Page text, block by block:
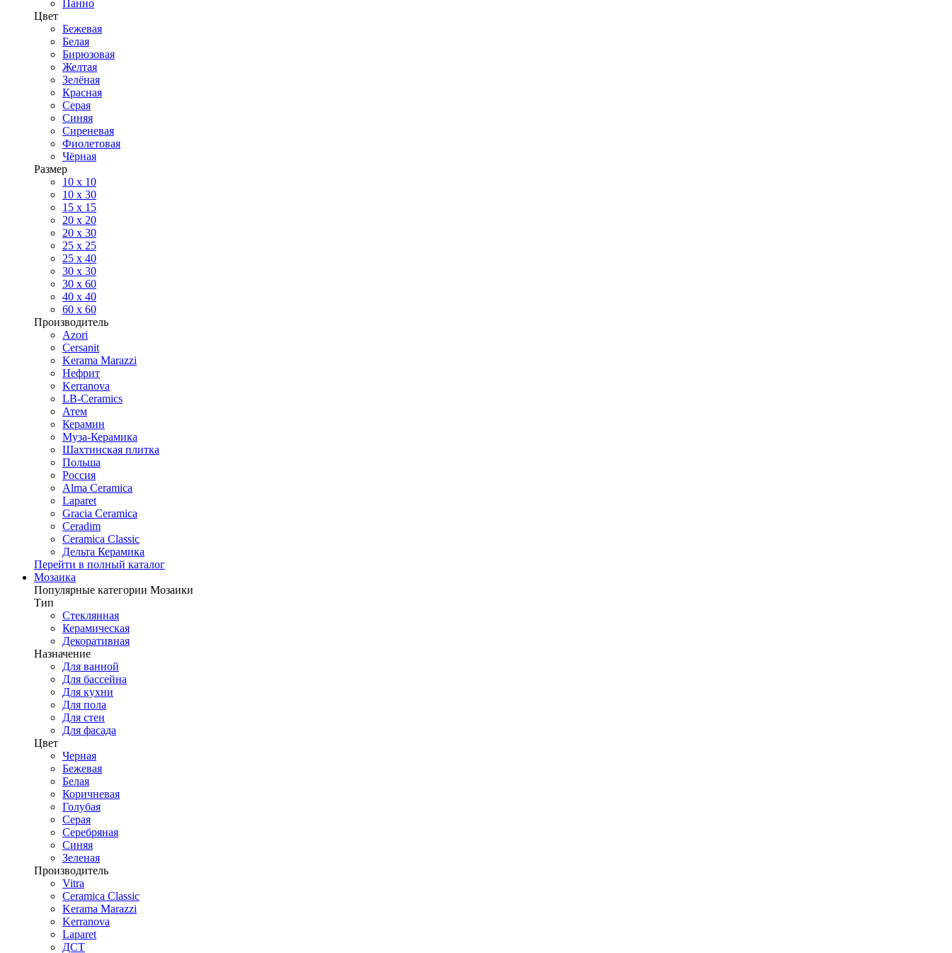
Панно
Цвет
Бежевая
Белая
Бирюзовая
Желтая
Зелёная
Красная
Серая
Синяя
Сиреневая
Фиолетовая
Чёрная
Размер
10 х 10
10 x 30
15 x 15
20 х 20
20 x 30
25 x 25
25 x 40
30 x 30
30 х 60
40 х 40
60 х 60
Производитель
Azori
Cersanit
Kerama Marazzi
Нефрит
Kerranova
LB-Ceramics
Атем
Керамин
Муза-Керамика
Шахтинская плитка
Польша
Россия
Alma Ceramica
Laparet
Gracia Ceramica
Ceradim
Ceramica Classic
Дельта Керамика
Перейти в полный каталог
Мозаика
Популярные категории Мозаики
Тип
Стеклянная
Керамическая
Декоративная
Назначение
Для ванной
Для бассейна
Для кухни
Для пола
Для стен
Для фасада
Цвет
Черная
Бежевая
Белая
Коричневая
Голубая
Серая
Серебряная
Синяя
Зеленая
Производитель
Vitra
Ceramica Classic
Kerama Marazzi
Kerranova
Laparet
ДСТ